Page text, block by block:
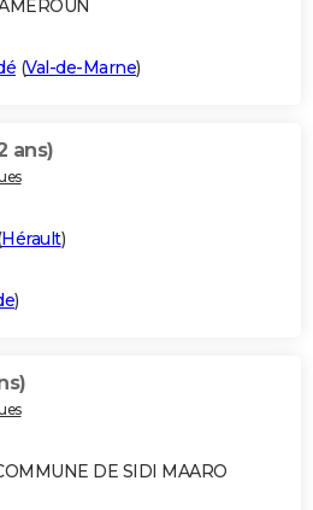
(Val-de-Marne)
ans)
Hérault)
)
DE SIDI MAARO